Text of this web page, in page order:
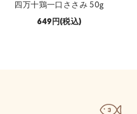
四万十鶏一口ささみ 50g
649 (税込)